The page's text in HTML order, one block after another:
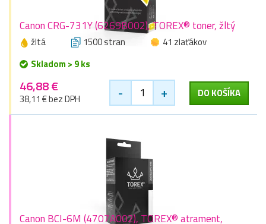
Canon CRG-731Y (6269B002), TOREX® toner, žltý
žltá 1500 stran
41 zlaťákov
Skladom > 9 ks
46,88 €
38,11 € bez DPH - + DO KOŠÍKA
Canon BCI-6M (4707A002), TOREX® atrament,